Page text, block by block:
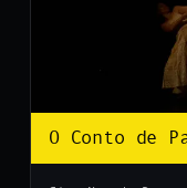
O Conto de